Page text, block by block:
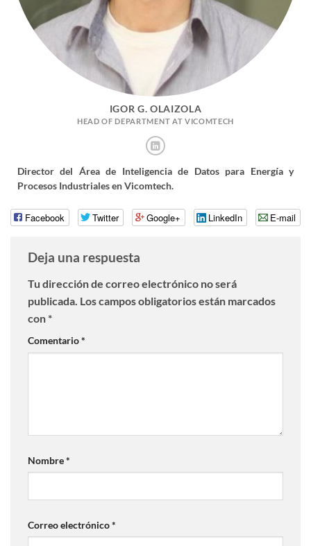
IGOR G. OLAIZOLA
HEAD OF DEPARTMENT AT VICOMTECH
Director del Área de Inteligencia de Datos para Energía y
Procesos Industriales en Vicomtech.
Facebook Twitter Google+ LinkedIn E-mail
Deja una respuesta
Tu dirección de correo electrónico no será
publicada. Los campos obligatorios están marcados
con*
Comentario*
Nombre*
Correo electrónico*